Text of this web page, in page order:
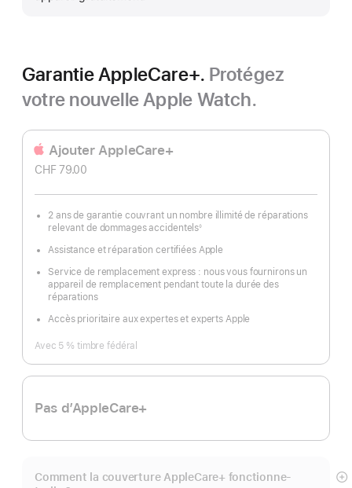
Garantie AppleCare+. Protégez
votre nouvelle Apple Watch.
Ajouter AppleCare+
CHF 79.00
2 ans de garantie couvrant un nombre illimité de réparations
relevant de dommages accidentels
bas
◊
Assistance et réparation certifiées Apple
Service de remplacement express : nous vous fournirons un
appareil de remplacement pendant toute la durée des
réparations
Accès prioritaire aux expertes et experts Apple
Avec 5 % timbre fédéral
Pas d’AppleCare+
Comment la couverture AppleCare+ fonctionne-